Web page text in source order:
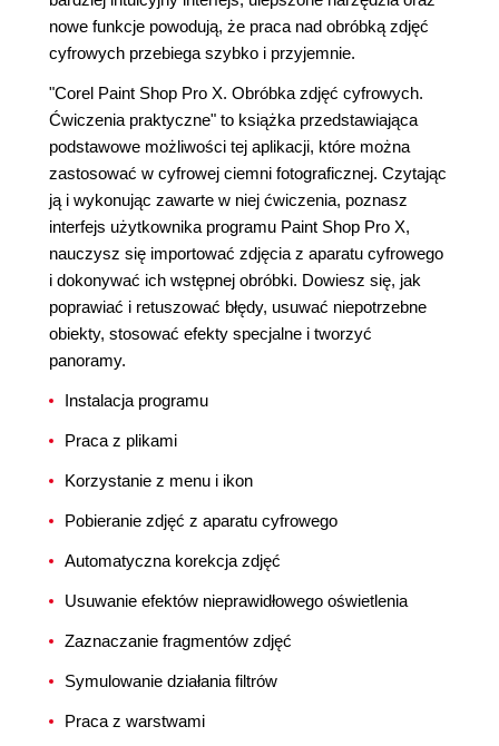
nowe funkcje powodują, że praca nad obróbką zdjęć
cyfrowych przebiega szybko i przyjemnie.
"Corel Paint Shop Pro X. Obróbka zdjęć cyfrowych.
Ćwiczenia praktyczne" to książka przedstawiająca
podstawowe możliwości tej aplikacji, które można
zastosować w cyfrowej ciemni fotograficznej. Czytając
ją i wykonując zawarte w niej ćwiczenia, poznasz
interfejs użytkownika programu Paint Shop Pro X,
nauczysz się importować zdjęcia z aparatu cyfrowego
i dokonywać ich wstępnej obróbki. Dowiesz się, jak
poprawiać i retuszować błędy, usuwać niepotrzebne
obiekty, stosować efekty specjalne i tworzyć
panoramy.
Instalacja programu
Praca z plikami
Korzystanie z menu i ikon
Pobieranie zdjęć z aparatu cyfrowego
Automatyczna korekcja zdjęć
Usuwanie efektów nieprawidłowego oświetlenia
Zaznaczanie fragmentów zdjęć
Symulowanie działania filtrów
Praca z warstwami